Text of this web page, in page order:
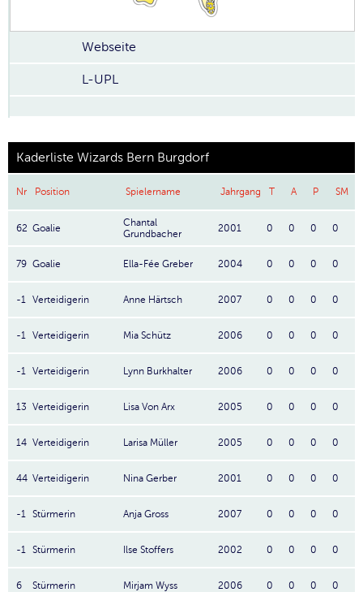
Webseite
L-UPL
Kaderliste Wizards Bern Burgdorf
Nr Position Spielername Jahrgang T A P SM
62 Goalie
Chantal
Grundbacher
2001 0 0 0 0
79 Goalie Ella-Fée Greber 2004 0 0 0 0
-1 Verteidigerin Anne Härtsch 2007 0 0 0 0
-1 Verteidigerin Mia Schütz 2006 0 0 0 0
-1 Verteidigerin Lynn Burkhalter 2006 0 0 0 0
13 Verteidigerin Lisa Von Arx 2005 0 0 0 0
14 Verteidigerin Larisa Müller 2005 0 0 0 0
44 Verteidigerin Nina Gerber 2001 0 0 0 0
-1 Stürmerin Anja Gross 2007 0 0 0 0
-1 Stürmerin Ilse Stoffers 2002 0 0 0 0
6 Stürmerin Mirjam Wyss 2006 0 0 0 0